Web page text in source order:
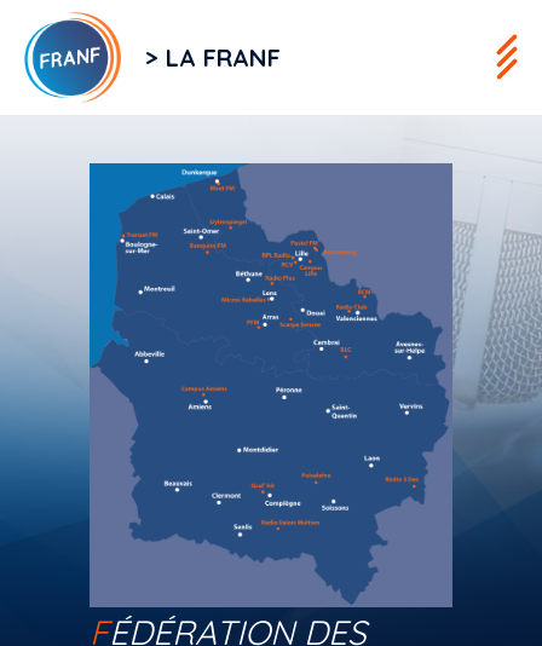
> LA FRANF
FÉDÉRATION DES